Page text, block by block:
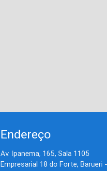
Endereço
Av. Ipanema, 165, Sala 1105
Empresarial 18 do Forte, Barueri